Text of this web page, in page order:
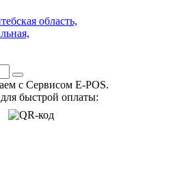
область,
с Сервисом E-POS.
быстрой оплаты: